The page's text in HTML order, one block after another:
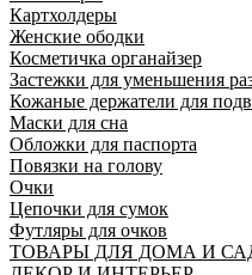
Картхолдеры
Женские ободки
Косметичка органайзер
Застежки для уменьшения
Кожаные держатели для
Маски для сна
Обложки для паспорта
Повязки на голову
Очки
Цепочки для сумок
Футляры для очков
ТОВАРЫ ДЛЯ ДОМА И